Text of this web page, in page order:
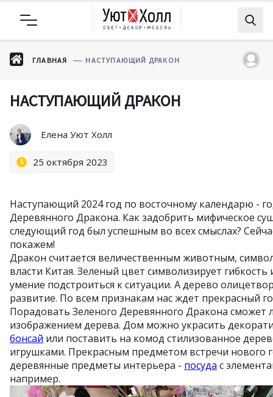
ГЛАВНАЯ НАСТУПАЮЩИЙ ДРАКОН
НАСТУПАЮЩИЙ ДРАКОН
Елена Уют Холл
25 октября 2023
Наступающий 2024 год по восточному календарю -
Деревянного Дракона. Как задобрить мифическое
следующий год был успешным во всех смыслах?
покажем!
Дракон считается величественным животным,
власти Китая. Зеленый цвет символизирует гибкость
умение подстроиться к ситуации. А дерево
развитие. По всем признакам нас ждет прекрасный
Порадовать Зеленого Деревянного Дракона сможет
изображением дерева. Дом можно украсить
бонсай или поставить на комод стилизованное
игрушками. Прекрасным предметом встречи нового
деревянные предметы интерьера - посуда с
например.